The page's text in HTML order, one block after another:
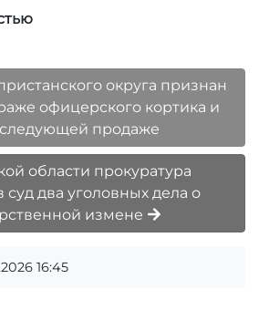
округа признан
офицерского кортика и
продаже
области прокуратура
суд два уголовных дела о
измене
16:45